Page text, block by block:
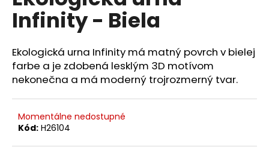
0,0
hviezdičiek.
Infinity - Biela
Ekologická urna Infinity má matný povrch v bielej
farbe a je zdobená lesklým 3D motívom
nekonečna a má moderný trojrozmerný tvar.
Momentálne nedostupné
Kód: H26104
á
j
s
ť
?